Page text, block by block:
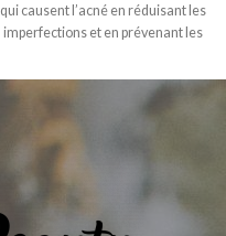
qui causent l’acné en réduisant les
imperfections et en prévenant les